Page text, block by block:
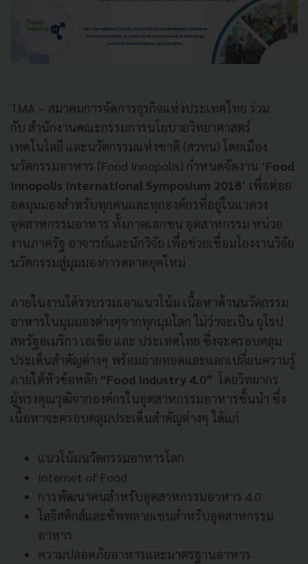
TMA – สมาคมการจัดการธุรกิจแห่งประเทศไทย ร่วม
กับ สำนักงานคณะกรรมการนโยบายวิทยาศาสตร์
เทคโนโลยี และนวัตกรรมแห่งชาติ (สวทน) โดยเมือง
นวัตกรรมอาหาร (Food Innopolis) กำหนดจัดงาน ‘Food
Innopolis International Symposium 2018’ เพื่อต่อย
อดมุมมองสำหรับทุกคนและทุกองค์กรที่อยู่ในแวดวง
อุตสาหกรรมอาหาร ทั้งภาคเอกชน อุตสาหกรรม หน่วย
งานภาครัฐ อาจารย์และนักวิจัย เพื่อช่วยเชื่อมโยงงานวิจัย
นวัตกรรมสู่มุมมองการตลาดยุคใหม่
ภายในงานได้รวบรวมเอาแนวโน้ม เนื้อหาด้านนวัตกรรม
อาหารในมุมมองต่างๆจากทุกมุมโลก ไม่ว่าจะเป็น ยุโรป
สหรัฐอเมริกา เอเชีย และ ประเทศไทย ซึ่งจะครอบคลุม
ประเด็นสำคัญต่างๆ พร้อมถ่ายทอดและแลกเปลี่ยนความรู้
ภายใต้หัวข้อหลัก “Food Industry 4.0” โดยวิทยากร
ผู้ทรงคุณวุฒิจากองค์กรในอุตสาหกรรมอาหารชั้นนำ ซึ่ง
เนื้อหาจะครอบคลุมประเด็นสำคัญต่างๆ ได้แก่
แนวโน้มนวัตกรรมอาหารโลก
Internet of Food
การพัฒนาคนสำหรับอุตสาหกรรมอาหาร 4.0
โลจิสติกส์และซัพพลายเชนสำหรับอุตสาหกรรม
อาหาร
ความปลอดภัยอาหารและมาตรฐานอาหาร